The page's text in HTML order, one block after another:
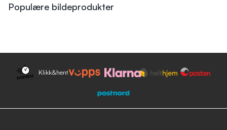
Populære bildeprodukter
Klikk&hent